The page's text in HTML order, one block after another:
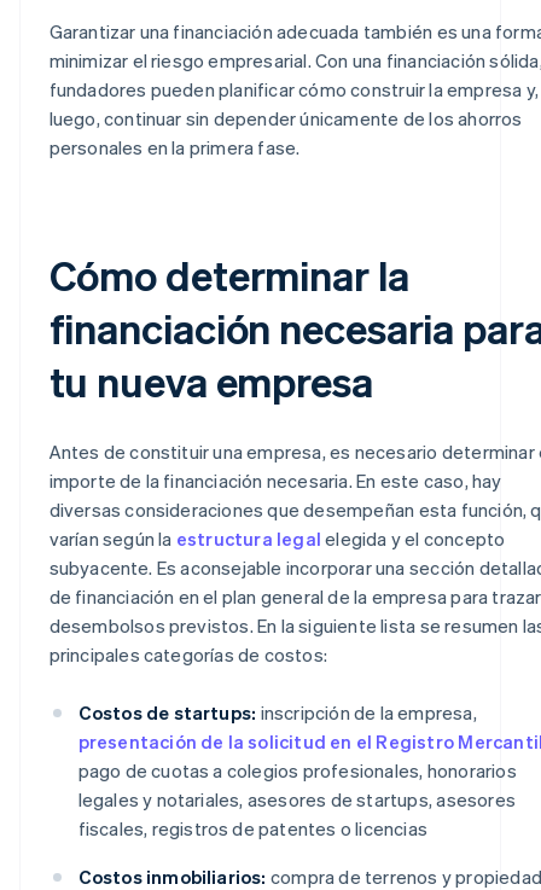
Garantizar una financiación adecuada también es una
minimizar el riesgo empresarial. Con una financiación
fundadores pueden planificar cómo construir la empresa y,
luego, continuar sin depender únicamente de los ahorros
personales en la primera fase.
Cómo determinar la
financiación necesaria
tu nueva empresa
Antes de constituir una empresa, es necesario determinar
importe de la financiación necesaria. En este caso, hay
diversas consideraciones que desempeñan esta función,
varían según la estructura legal elegida y el concepto
subyacente. Es aconsejable incorporar una sección
de financiación en el plan general de la empresa para
desembolsos previstos. En la siguiente lista se resumen
principales categorías de costos:
Costos de startups: inscripción de la empresa,
presentación de la solicitud en el Registro
pago de cuotas a colegios profesionales, honorarios
legales y notariales, asesores de startups, asesores
fiscales, registros de patentes o licencias
Costos inmobiliarios: compra de terrenos y